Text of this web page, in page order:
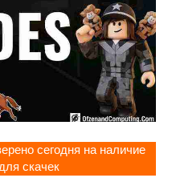
сегодня на наличие
скачек